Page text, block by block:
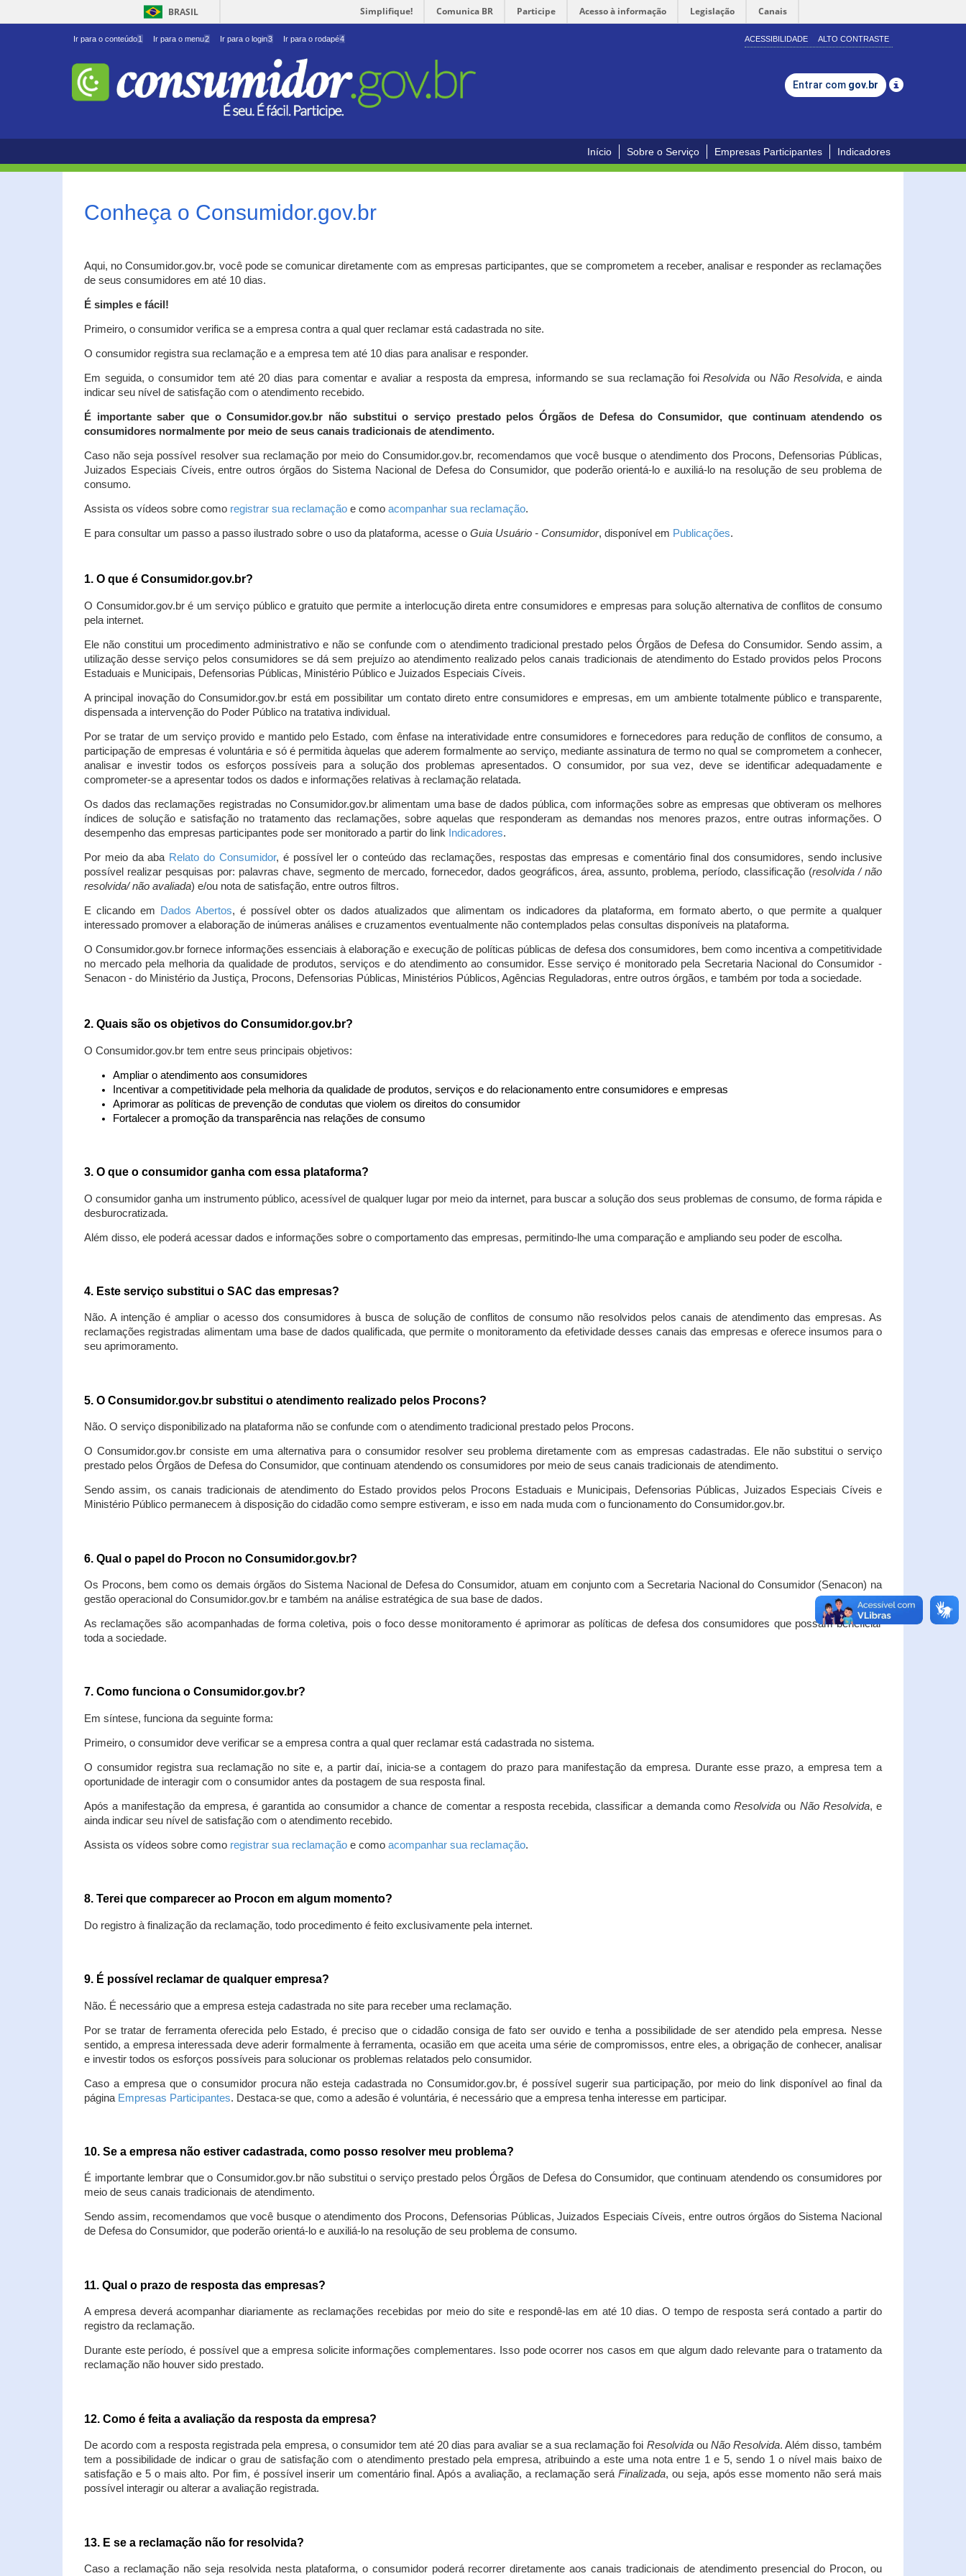
BRASIL Simplifique! Comunica BR Participe Acesso à informação Legislação Canais
Ir para o conteúdo1 Ir para o menu2 Ir para o login3 Ir para o rodapé4 ACESSIBILIDADE ALTO CONTRASTE
Entrar com gov.br
Início Sobre o Serviço Empresas Participantes Indicadores
Conheça o Consumidor.gov.br
Aqui, no Consumidor.gov.br, você pode se comunicar diretamente com as empresas participantes, que se comprometem a receber, analisar e responder as reclamações
de seus consumidores em até 10 dias.
É simples e fácil!
Primeiro, o consumidor verifica se a empresa contra a qual quer reclamar está cadastrada no site.
O consumidor registra sua reclamação e a empresa tem até 10 dias para analisar e responder.
Em seguida, o consumidor tem até 20 dias para comentar e avaliar a resposta da empresa, informando se sua reclamação foiResolvida ou Não Resolvida, e ainda
indicar seu nível de satisfação com o atendimento recebido.
É importante saber que o Consumidor.gov.br não substitui o serviço prestado pelos Órgãos de Defesa do Consumidor, que continuam atendendo os
consumidores normalmente por meio de seus canais tradicionais de atendimento.
Caso não seja possível resolver sua reclamação por meio do Consumidor.gov.br, recomendamos que você busque o atendimento dos Procons, Defensorias Públicas,
Juizados Especiais Cíveis, entre outros órgãos do Sistema Nacional de Defesa do Consumidor, que poderão orientá-lo e auxiliá-lo na resolução de seu problema de
consumo.
Assista os vídeos sobre como registrar sua reclamação e como acompanhar sua reclamação.
E para consultar um passo a passo ilustrado sobre o uso da plataforma, acesse o Guia Usuário - Consumidor, disponível em Publicações.
1. O que é Consumidor.gov.br?
O Consumidor.gov.br é um serviço público e gratuito que permite a interlocução direta entre consumidores e empresas para solução alternativa de conflitos de consumo
pela internet.
Ele não constitui um procedimento administrativo e não se confunde com o atendimento tradicional prestado pelos Órgãos de Defesa do Consumidor. Sendo assim, a
utilização desse serviço pelos consumidores se dá sem prejuízo ao atendimento realizado pelos canais tradicionais de atendimento do Estado providos pelos Procons
Estaduais e Municipais, Defensorias Públicas, Ministério Público e Juizados Especiais Cíveis.
A principal inovação do Consumidor.gov.br está em possibilitar um contato direto entre consumidores e empresas, em um ambiente totalmente público e transparente,
dispensada a intervenção do Poder Público na tratativa individual.
Por se tratar de um serviço provido e mantido pelo Estado, com ênfase na interatividade entre consumidores e fornecedores para redução de conflitos de consumo, a
participação de empresas é voluntária e só é permitida àquelas que aderem formalmente ao serviço, mediante assinatura de termo no qual se comprometem a conhecer,
analisar e investir todos os esforços possíveis para a solução dos problemas apresentados. O consumidor, por sua vez, deve se identificar adequadamente e
comprometer-se a apresentar todos os dados e informações relativas à reclamação relatada.
Os dados das reclamações registradas no Consumidor.gov.br alimentam uma base de dados pública, com informações sobre as empresas que obtiveram os melhores
índices de solução e satisfação no tratamento das reclamações, sobre aquelas que responderam as demandas nos menores prazos, entre outras informações. O
desempenho das empresas participantes pode ser monitorado a partir do link
Indicadores.
Por meio da aba Relato do Consumidor, é possível ler o conteúdo das reclamações, respostas das empresas e comentário final dos consumidores, sendo inclusive
possível realizar pesquisas por: palavras chave, segmento de mercado, fornecedor, dados geográficos, área, assunto, problema, período, classificação (resolvida / não
resolvida/ não avaliada) e/ou nota de satisfação, entre outros filtros.
E clicando em Dados Abertos, é possível obter os dados atualizados que alimentam os indicadores da plataforma, em formato aberto, o que permite a qualquer
interessado promover a elaboração de inúmeras análises e cruzamentos eventualmente não contemplados pelas consultas disponíveis na plataforma.
O Consumidor.gov.br fornece informações essenciais à elaboração e execução de políticas públicas de defesa dos consumidores, bem como incentiva a competitividade
no mercado pela melhoria da qualidade de produtos, serviços e do atendimento ao consumidor. Esse serviço é monitorado pela Secretaria Nacional do Consumidor -
Senacon - do Ministério da Justiça, Procons, Defensorias Públicas, Ministérios Públicos, Agências Reguladoras, entre outros órgãos, e também por toda a sociedade.
2. Quais são os objetivos do Consumidor.gov.br?
O Consumidor.gov.br tem entre seus principais objetivos:
Ampliar o atendimento aos consumidores
Incentivar a competitividade pela melhoria da qualidade de produtos, serviços e do relacionamento entre consumidores e empresas
Aprimorar as políticas de prevenção de condutas que violem os direitos do consumidor
Fortalecer a promoção da transparência nas relações de consumo
3. O que o consumidor ganha com essa plataforma?
O consumidor ganha um instrumento público, acessível de qualquer lugar por meio da internet, para buscar a solução dos seus problemas de consumo, de forma rápida e
desburocratizada.
Além disso, ele poderá acessar dados e informações sobre o comportamento das empresas, permitindo-lhe uma comparação e ampliando seu poder de escolha.
4. Este serviço substitui o SAC das empresas?
Não. A intenção é ampliar o acesso dos consumidores à busca de solução de conflitos de consumo não resolvidos pelos canais de atendimento das empresas. As
reclamações registradas alimentam uma base de dados qualificada, que permite o monitoramento da efetividade desses canais das empresas e oferece insumos para o
seu aprimoramento.
5. O Consumidor.gov.br substitui o atendimento realizado pelos Procons?
Não. O serviço disponibilizado na plataforma não se confunde com o atendimento tradicional prestado pelos Procons.
O Consumidor.gov.br consiste em uma alternativa para o consumidor resolver seu problema diretamente com as empresas cadastradas. Ele não substitui o serviço
prestado pelos Órgãos de Defesa do Consumidor, que continuam atendendo os consumidores por meio de seus canais tradicionais de atendimento.
Sendo assim, os canais tradicionais de atendimento do Estado providos pelos Procons Estaduais e Municipais, Defensorias Públicas, Juizados Especiais Cíveis e
Ministério Público permanecem à disposição do cidadão como sempre estiveram, e isso em nada muda com o funcionamento do Consumidor.gov.br.
6. Qual o papel do Procon no Consumidor.gov.br?
Os Procons, bem como os demais órgãos do Sistema Nacional de Defesa do Consumidor, atuam em conjunto com a Secretaria Nacional do Consumidor (Senacon) na
gestão operacional do Consumidor.gov.br e também na análise estratégica de sua base de dados.
As reclamações são acompanhadas de forma coletiva, pois o foco desse monitoramento é aprimorar as políticas de defesa dos consumidores que possam beneficiar
toda a sociedade.
7. Como funciona o Consumidor.gov.br?
Em síntese, funciona da seguinte forma:
Primeiro, o consumidor deve verificar se a empresa contra a qual quer reclamar está cadastrada no sistema.
O consumidor registra sua reclamação no site e, a partir daí, inicia-se a contagem do prazo para manifestação da empresa. Durante esse prazo, a empresa tem a
oportunidade de interagir com o consumidor antes da postagem de sua resposta final.
Após a manifestação da empresa, é garantida ao consumidor a chance de comentar a resposta recebida, classificar a demanda comoResolvida ou Não Resolvida, e
ainda indicar seu nível de satisfação com o atendimento recebido.
Assista os vídeos sobre como registrar sua reclamação e como acompanhar sua reclamação.
8. Terei que comparecer ao Procon em algum momento?
Do registro à finalização da reclamação, todo procedimento é feito exclusivamente pela internet.
9. É possível reclamar de qualquer empresa?
Não. É necessário que a empresa esteja cadastrada no site para receber uma reclamação.
Por se tratar de ferramenta oferecida pelo Estado, é preciso que o cidadão consiga de fato ser ouvido e tenha a possibilidade de ser atendido pela empresa. Nesse
sentido, a empresa interessada deve aderir formalmente à ferramenta, ocasião em que aceita uma série de compromissos, entre eles, a obrigação de conhecer, analisar
e investir todos os esforços possíveis para solucionar os problemas relatados pelo consumidor.
Caso a empresa que o consumidor procura não esteja cadastrada no Consumidor.gov.br, é possível sugerir sua participação, por meio do link disponível ao final da
página Empresas Participantes. Destaca-se que, como a adesão é voluntária, é necessário que a empresa tenha interesse em participar.
10. Se a empresa não estiver cadastrada, como posso resolver meu problema?
É importante lembrar que o Consumidor.gov.br não substitui o serviço prestado pelos Órgãos de Defesa do Consumidor, que continuam atendendo os consumidores por
meio de seus canais tradicionais de atendimento.
Sendo assim, recomendamos que você busque o atendimento dos Procons, Defensorias Públicas, Juizados Especiais Cíveis, entre outros órgãos do Sistema Nacional
de Defesa do Consumidor, que poderão orientá-lo e auxiliá-lo na resolução de seu problema de consumo.
11. Qual o prazo de resposta das empresas?
A empresa deverá acompanhar diariamente as reclamações recebidas por meio do site e respondê-las em até 10 dias. O tempo de resposta será contado a partir do
registro da reclamação.
Durante este período, é possível que a empresa solicite informações complementares. Isso pode ocorrer nos casos em que algum dado relevante para o tratamento da
reclamação não houver sido prestado.
12. Como é feita a avaliação da resposta da empresa?
De acordo com a resposta registrada pela empresa, o consumidor tem até 20 dias para avaliar se a sua reclamação foi Resolvidaou Não Resolvida. Além disso, também
tem a possibilidade de indicar o grau de satisfação com o atendimento prestado pela empresa, atribuindo a este uma nota entre 1 e 5, sendo 1 o nível mais baixo de
satisfação e 5 o mais alto. Por fim, é possível inserir um comentário final. Após a avaliação, a reclamação será Finalizada, ou seja, após esse momento não será mais
possível interagir ou alterar a avaliação registrada.
13. E se a reclamação não for resolvida?
Caso a reclamação não seja resolvida nesta plataforma, o consumidor poderá recorrer diretamente aos canais tradicionais de atendimento presencial do Procon, ou